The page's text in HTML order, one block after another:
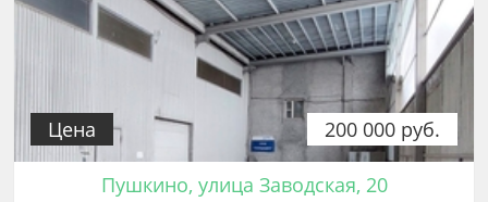
200 000 руб.
Цена
Пушкино, улица Заводская, 20